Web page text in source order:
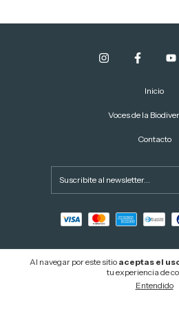
Al navegar por este sitio aceptas el
tu experiencia de
Entendido
Inicio
Voces de la
Contacto
Copyright Madera Salada - 2026. Todos